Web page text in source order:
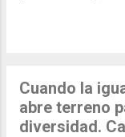
puede ser
con el tiempo—
a conformarnos, a
parciales como si
Cuando la
abre terreno
diversidad.